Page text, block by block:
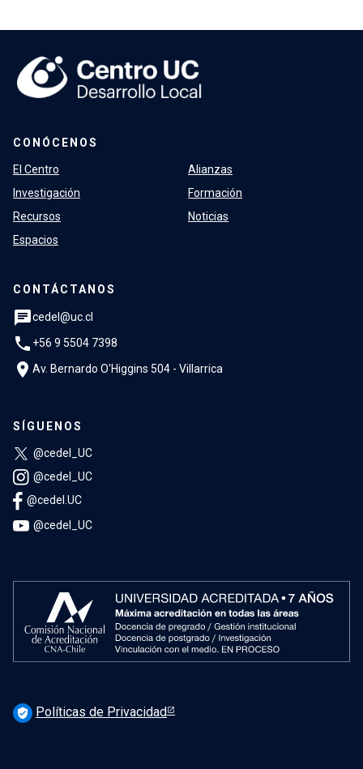
CONÓCENOS
El Centro
Investigación
Recursos
Espacios
Alianzas
Formación
Noticias
CONTÁCTANOS
chatcedel@uc.cl
phone +56 9 5504 7398
location_on Av. Bernardo O'Higgins 504 - Villarrica
SÍGUENOS
@cedel_UC
@cedel_UC
@cedel.UC
@cedel_UC
verified_user Políticas de Privacidad